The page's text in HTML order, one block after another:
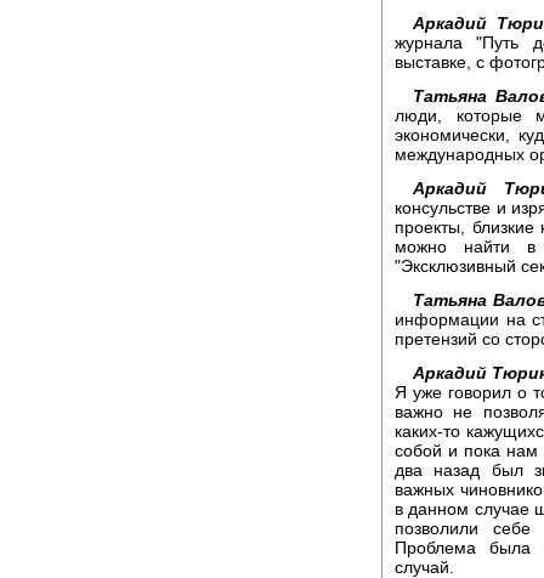
Аркадий
журнала "Путь
выставке, с
Татьяна
люди, которые
экономически,
международных
Аркадий
консульстве и
проекты,
можно найти в
"Эксклюзивный
Татьяна
информации на
претензий со
Аркадий
Я уже говорил о
важно не
каких-то
собой и пока нам
два назад был
важных
в данном случае
позволили
Проблема была
случай.